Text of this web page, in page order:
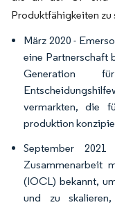
Produktfähigkeiten zu
März 2020 -
eine Partnerschaft
Generation
vermarkten, die
produktion
September
Zusammenarbeit
(IOCL) bekannt,
und zu